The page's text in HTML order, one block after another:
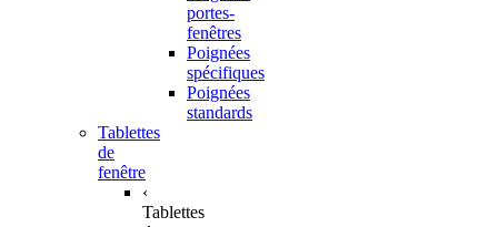
portes-
fenêtres
Poignées
spécifiques
Poignées
standards
Tablettes
de
fenêtre
‹
Tablettes